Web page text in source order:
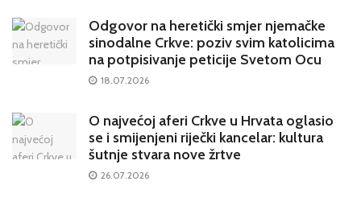
Odgovor na heretički smjer njemačke
sinodalne Crkve: poziv svim katolicima
na potpisivanje peticije Svetom Ocu
18.07.2026
O najvećoj aferi Crkve u Hrvata oglasio
se i smijenjeni riječki kancelar: kultura
šutnje stvara nove žrtve
26.07.2026